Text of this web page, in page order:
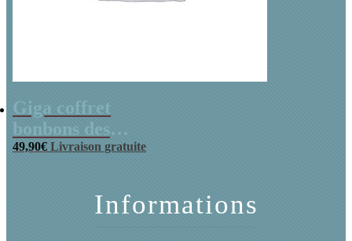
Giga coffret
bonbons des
années 70
49,90€ Livraison gratuite
Informations